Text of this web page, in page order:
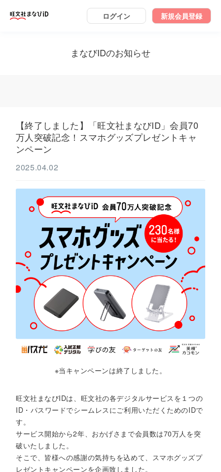
ログイン 新規会員登録
まなびIDのお知らせ
【終了しました】「旺文社まなびID」会員70
万人突破記念！スマホグッズプレゼントキャ
ンペーン
2025.04.02
※当キャンペーンは終了しました。
旺文社まなびIDは、旺文社の各デジタルサービスを１つの
ID・パスワードでシームレスにご利用いただくためのIDで
す。
サービス開始から2年、おかげさまで会員数は70万人を突
破いたしました。
そこで、皆様への感謝の気持ちを込めて、スマホグッズプ
レゼントキャンペーンを企画致しました。